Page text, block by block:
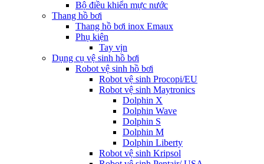
Bộ điều khiển mực nước
Thang hồ bơi
Thang hồ bơi inox Emaux
Phụ kiện
Tay vịn
Dụng cụ vệ sinh hồ bơi
Robot vệ sinh hồ bơi
Robot vệ sinh Procopi/EU
Robot vệ sinh Maytronics
Dolphin X
Dolphin Wave
Dolphin S
Dolphin M
Dolphin Liberty
Robot vệ sinh Kripsol